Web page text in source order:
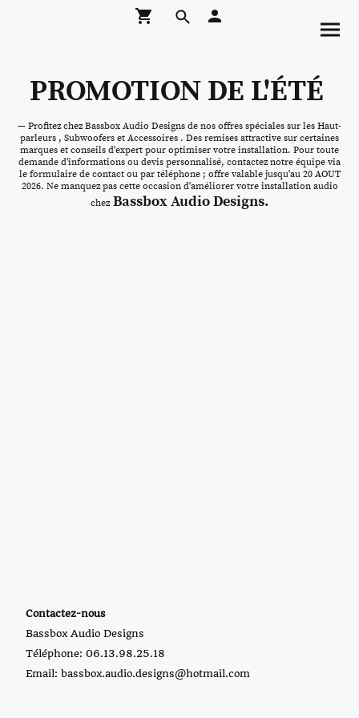
PROMOTION DE L'ÉTÉ
— Profitez chez Bassbox Audio Designs de nos offres spéciales sur les Haut-
parleurs , Subwoofers et Accessoires . Des remises attractive sur certaines
marques et conseils d'expert pour optimiser votre installation. Pour toute
demande d'informations ou devis personnalisé, contactez notre équipe via
le formulaire de contact ou par téléphone ; offre valable jusqu'au 20 AOUT
2026. Ne manquez pas cette occasion d'améliorer votre installation audio
chezBassbox Audio Designs.
Contactez-nous
Bassbox Audio Designs
Téléphone: 06.13.98.25.18
Email: bassbox.audio.designs@hotmail.com